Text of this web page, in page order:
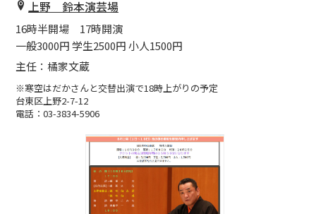
DISCOGRAPHY
上野 鈴本演芸場
16時半開場 17時開演
一般3000円 学生2500円 小人1500円
主任：橘家文蔵
※寒空はだかさんと交替出演で18時上がりの予定
台東区上野2-7-12
電話：03-3834-5906